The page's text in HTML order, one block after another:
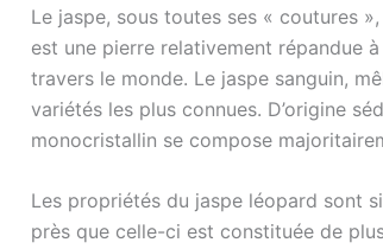
Le jaspe, sous toutes ses « coutures »,
est une pierre relativement répandue à
travers le monde. Le jaspe sanguin,
variétés les plus connues. D’origine
monocristallin se compose
Les propriétés du jaspe léopard sont
près que celle-ci est constituée de